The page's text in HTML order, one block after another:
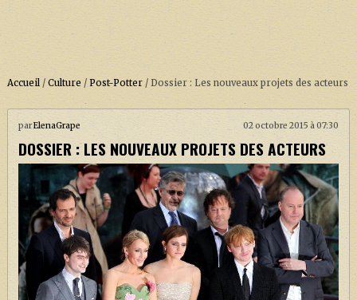
ACCUEIL
À PROPOS
SOUTENEZ-NOUS !
LA SÉRIE HARRY POTTER (REBOOT)
HARRY POTTER : LIVRES
Accueil/ Culture / Post-Potter/ Dossier : Les nouveaux projets des acteurs
parElenaGrape 02 octobre 2015 à 07:30
DOSSIER : LES NOUVEAUX PROJETS DES ACTEURS